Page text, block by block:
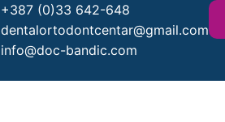
+387 (0)33 642-648
dentalortodontcentar@gmail.com
info@doc-bandic.com